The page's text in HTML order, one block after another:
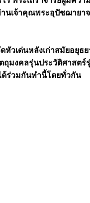
นเจ้าคุณพระอุปัชฌายา
เด่นหลังเก่าสมัยอยุธย
มงคลรุ่นประวัติศาสตร์
ร่วมกันทำนี้โดยทั่วกัน